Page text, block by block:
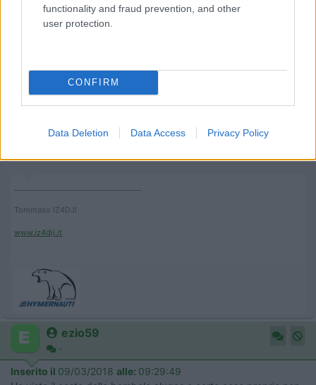
functionality and fraud prevention, and other
user protection.
CONFIRM
Data Deletion Data Access Privacy Policy
In risposta al messaggio diPanzerdel08/03/2018alle22:23:10
Io poi farei una ricarica una volta o due all anno, riscaldando a
sulla bandinella del camper, mi sembra piu sicuro e tranquillo.
Tommaso IZ4DJI
www.iz4dji.it
ezio59
-
Inserito il 09/03/2018 alle: 09:29:49